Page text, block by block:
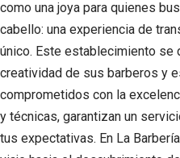
como una joya para quienes
cabello: una experiencia de
único. Este establecimiento se
creatividad de sus barberos y
comprometidos con la
y técnicas, garantizan un
tus expectativas. En La